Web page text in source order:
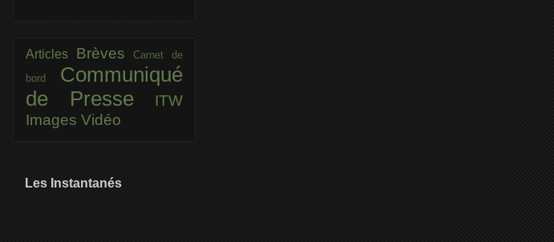
Articles BrèvesCarnet de
bord Communiqué
de Presse
ITW
Images Vidéo
Les Instantanés